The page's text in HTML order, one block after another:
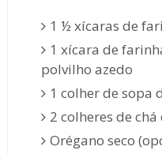
1 ½ xícaras de
1 xícara de
polvilho azedo
1 colher de sopa
2 colheres de
Orégano seco